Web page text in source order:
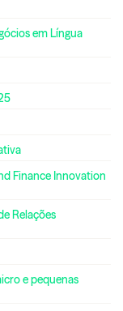
em Língua
Finance Innovation
Relações
e pequenas